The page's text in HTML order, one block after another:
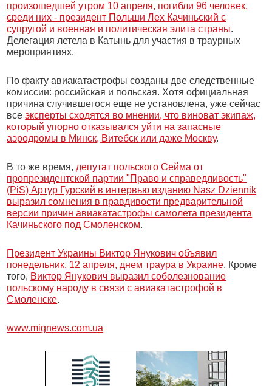
произошедшей утром 10 апреля, погибли 96 человек,
среди них - президент Польши Лех Качиньский с
супругой и военная и политическая элита страны.
Делегация летела в Катынь для участия в траурных
мероприятиях.
По факту авиакатастрофы созданы две следственные
комиссии: российская и польская. Хотя официальная
причина случившегося еще не установлена, уже сейчас
всеэксперты сходятся во мнении, что виноват экипаж,
который упорно отказывался уйти на запасные
аэродромы в Минск, Витебск или даже Москву.
В то же время, депутат польского Сейма от
пропрезидентской партии "Право и справедливость"
(PiS) Артур Гурский в интервью изданию Nasz Dziennik
выразил сомнения в правдивости предварительной
версии причин авиакатастрофы самолета президента
Качиньского под Смоленском.
Президент Украины Виктор Янукович объявил
понедельник, 12 апреля, днем траура в Украине. Кроме
того, Виктор Янукович выразил соболезнование
польскому народу в связи с авиакатастрофой в
Смоленске.
www.mignews.com.ua